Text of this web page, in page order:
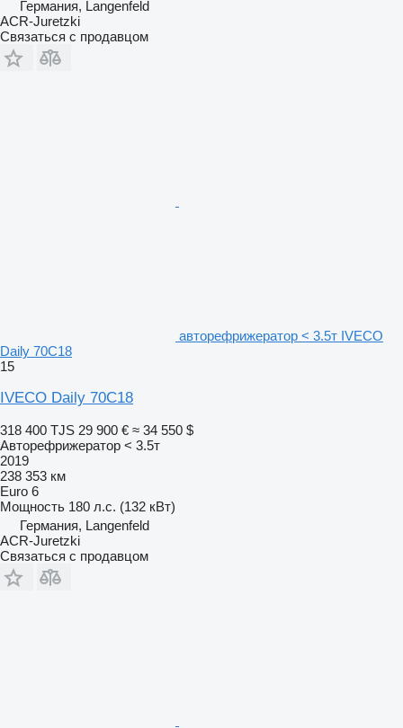
Германия, Langenfeld
ACR-Juretzki
Связаться с продавцом
авторефрижератор < 3.5т IVECO
Daily 70C18
15
IVECO Daily 70C18
318 400 TJS 29 900 € ≈ 34 550 $
Авторефрижератор < 3.5т
2019
238 353 км
Euro 6
Мощность 180 л.с. (132 кВт)
Германия, Langenfeld
ACR-Juretzki
Связаться с продавцом